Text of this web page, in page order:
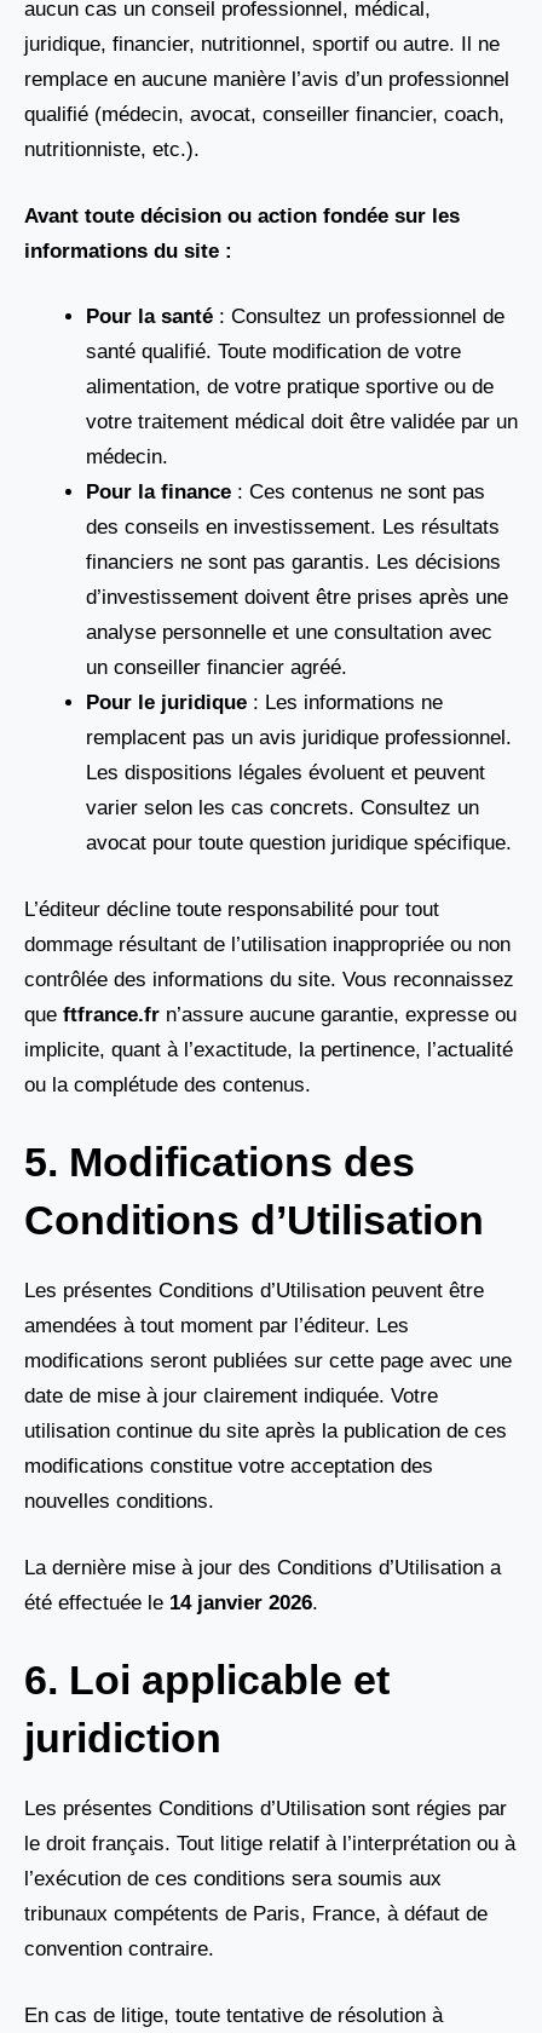
aucun cas un conseil professionnel, médical,
juridique, financier, nutritionnel, sportif ou autre. Il ne
remplace en aucune manière l’avis d’un professionnel
qualifié (médecin, avocat, conseiller financier, coach,
nutritionniste, etc.).
Avant toute décision ou action fondée sur les
informations du site :
Pour la santé : Consultez un professionnel de
santé qualifié. Toute modification de votre
alimentation, de votre pratique sportive ou de
votre traitement médical doit être validée par un
médecin.
Pour la finance : Ces contenus ne sont pas
des conseils en investissement. Les résultats
financiers ne sont pas garantis. Les décisions
d’investissement doivent être prises après une
analyse personnelle et une consultation avec
un conseiller financier agréé.
Pour le juridique : Les informations ne
remplacent pas un avis juridique professionnel.
Les dispositions légales évoluent et peuvent
varier selon les cas concrets. Consultez un
avocat pour toute question juridique spécifique.
L’éditeur décline toute responsabilité pour tout
dommage résultant de l’utilisation inappropriée ou non
contrôlée des informations du site. Vous reconnaissez
que ftfrance.fr n’assure aucune garantie, expresse ou
implicite, quant à l’exactitude, la pertinence, l’actualité
ou la complétude des contenus.
5. Modifications des
Conditions d’Utilisation
Les présentes Conditions d’Utilisation peuvent être
amendées à tout moment par l’éditeur. Les
modifications seront publiées sur cette page avec une
date de mise à jour clairement indiquée. Votre
utilisation continue du site après la publication de ces
modifications constitue votre acceptation des
nouvelles conditions.
La dernière mise à jour des Conditions d’Utilisation a
été effectuée le 14 janvier 2026.
6. Loi applicable et
juridiction
Les présentes Conditions d’Utilisation sont régies par
le droit français. Tout litige relatif à l’interprétation ou à
l’exécution de ces conditions sera soumis aux
tribunaux compétents de Paris, France, à défaut de
convention contraire.
En cas de litige, toute tentative de résolution à